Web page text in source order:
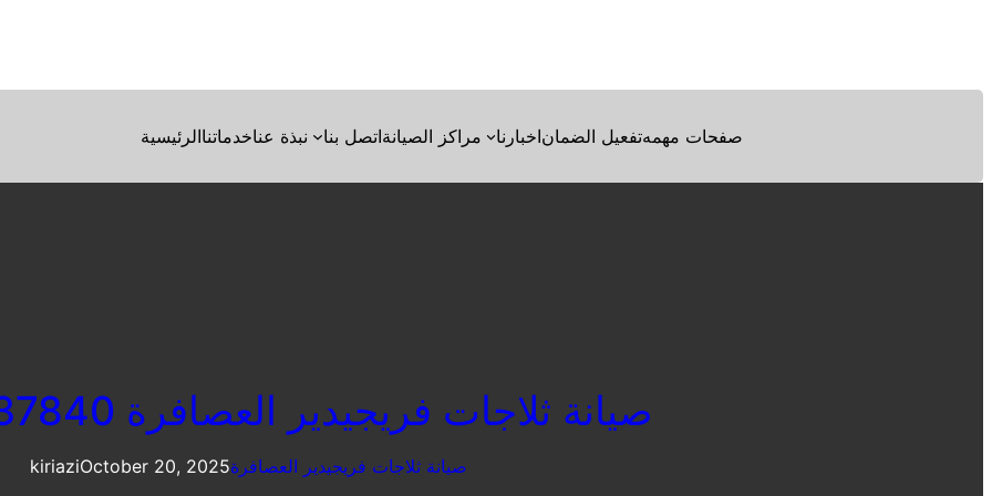
الرئيسيةخدماتنانبذة عنا اتصل بنامراكز الصيانة اخبارناتفعيل الضمانصفحات مهمه
صيانة ثلاجات فريجيدير العصافرة 01060037840
kiriaziOctober 20, 2025صيانة ثلاجات فريجيدير العصافرة